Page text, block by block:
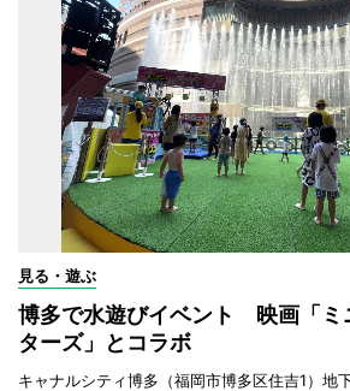
見る・遊ぶ
博多で水遊びイベント 映画「ミ
ターズ」とコラボ
キャナルシティ博多（福岡市博多区住吉1）地